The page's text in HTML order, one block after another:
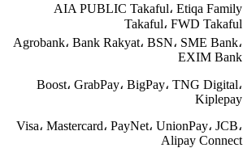
AIA PUBLIC Takaful، Etiqa Family
Takaful، FWD Takaful
Agrobank، Bank Rakyat، BSN، SME Bank،
EXIM Bank
Boost، GrabPay، BigPay، TNG Digital،
Kiplepay
Visa، Mastercard، PayNet، UnionPay، JCB،
Alipay Connect